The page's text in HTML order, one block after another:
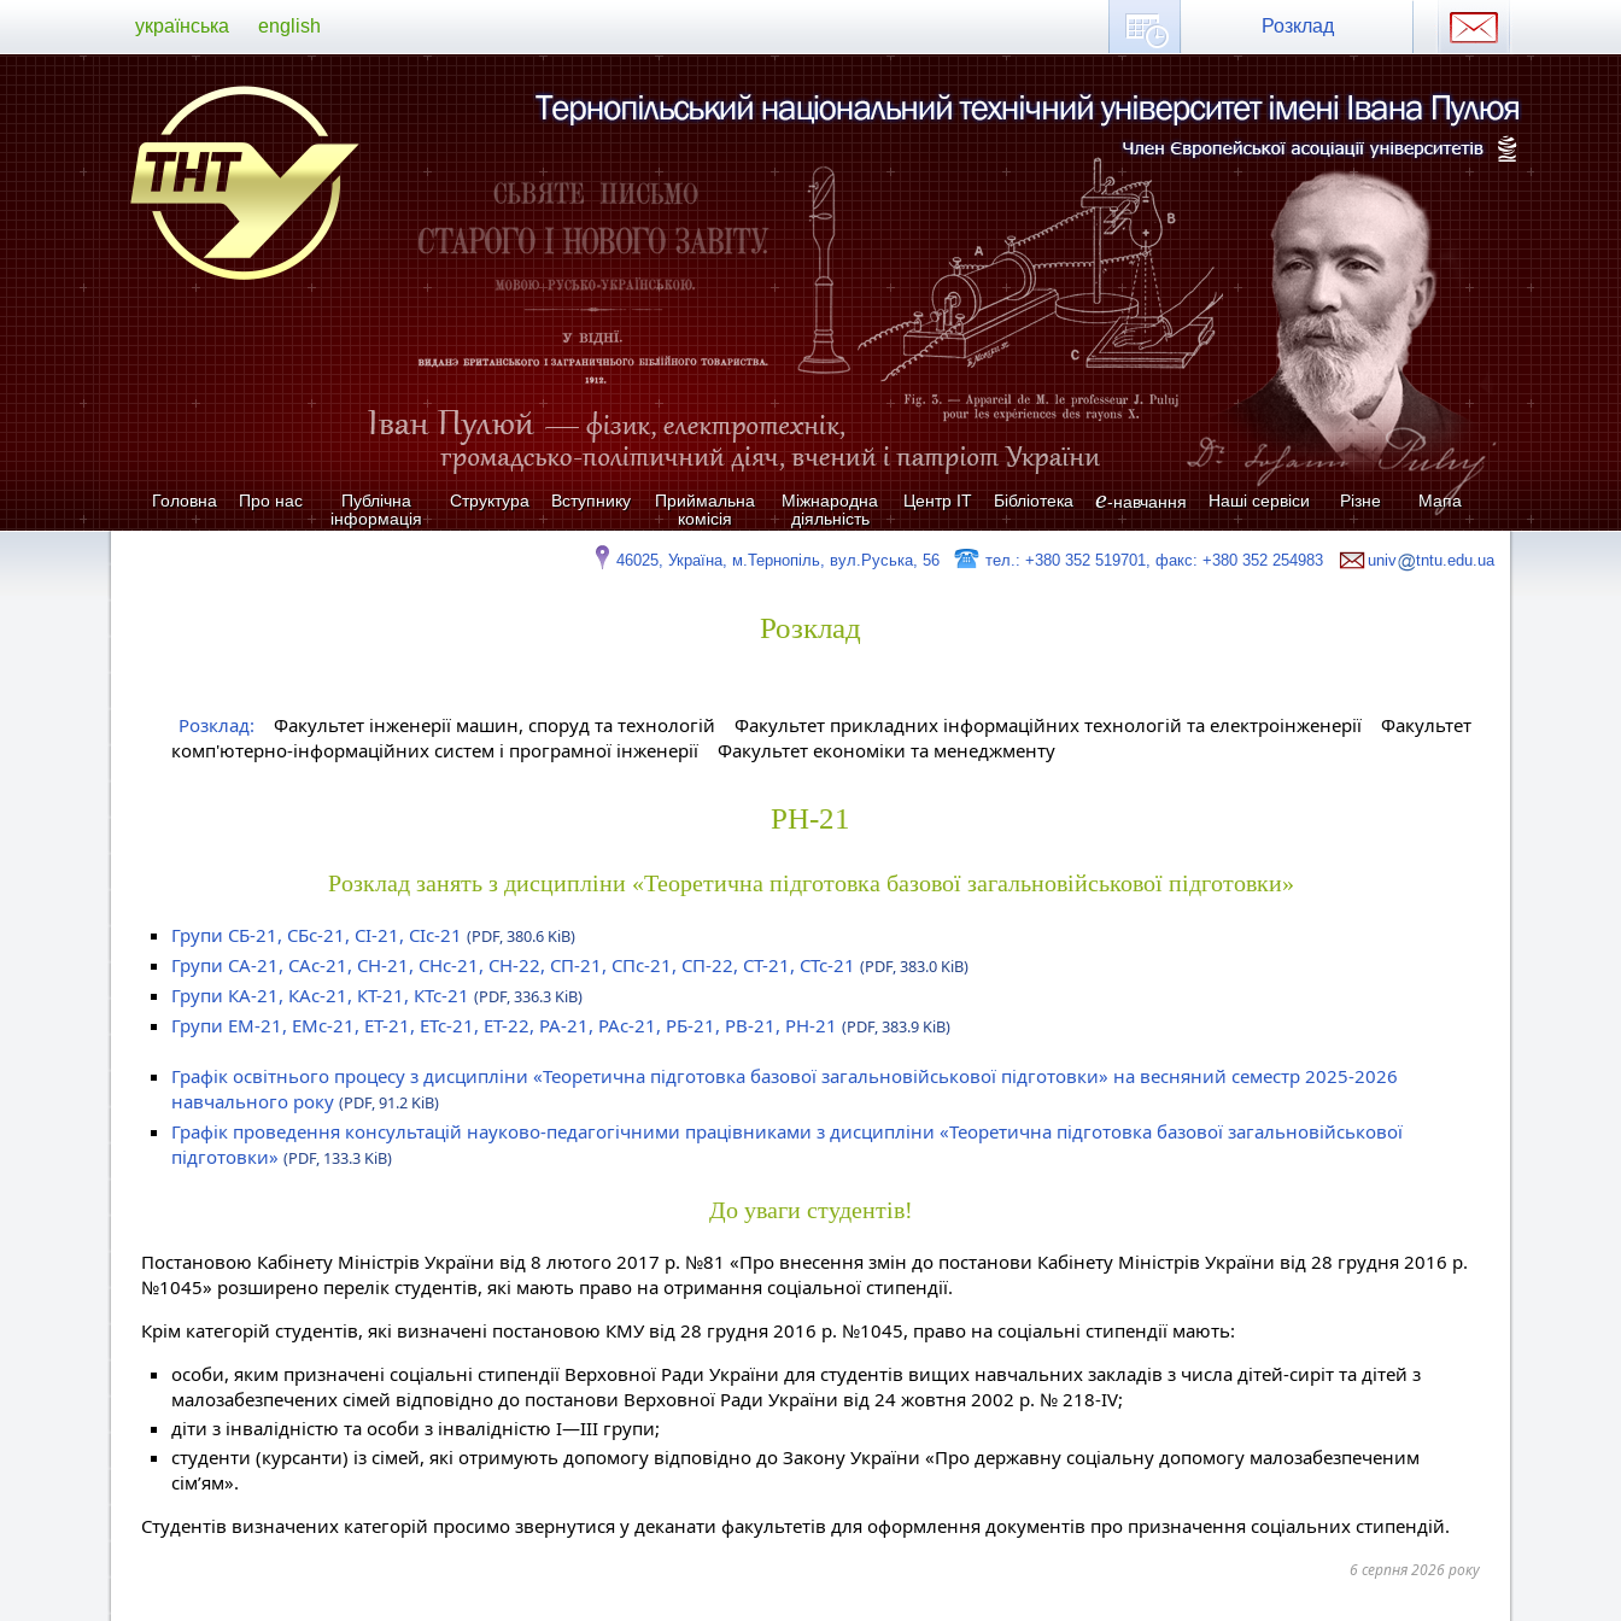
Розклад
українська english
Головна Про нас
Публічна
інформація
Структура Вступнику
Приймальна
комісія
Міжнародна
діяльність
Центр ІТ Бібліотека e-навчання Наші сервіси Різне Мапа
46025, Україна, м.Тернопіль, вул.Руська, 56 тел.: +380 352 519701, факс: +380 352 254983 univ tntu.edu.ua
Розклад
Розклад: Факультет інженерії машин, споруд та технологій Факультет прикладних інформаційних технологій та електроінженерії
Факультет
комп'ютерно-інформаційних систем і програмної інженерії
Факультет економіки та менеджменту
РН-21
Розклад занять з дисципліни «Теоретична підготовка базової загальновійськової підготовки»
Групи СБ-21, СБс-21, СІ-21, СІс-21 (PDF, 380.6 KiB)
Групи СА-21, САс-21, СН-21, СНс-21, СН-22, СП-21, СПс-21, СП-22, СТ-21, СТс-21 (PDF, 383.0 KiB)
Групи КА-21, КАс-21, КТ-21, КТс-21 (PDF, 336.3 KiB)
Групи ЕМ-21, ЕМс-21, ЕТ-21, ЕТс-21, ЕТ-22, РА-21, РАс-21, РБ-21, РВ-21, РН-21 (PDF, 383.9 KiB)
Графік освітнього процесу з дисципліни «Теоретична підготовка базової загальновійськової підготовки» на весняний семестр 2025-2026
навчального року (PDF, 91.2 KiB)
Графік проведення консультацій науково-педагогічними працівниками з дисципліни «Теоретична підготовка базової загальновійськової
підготовки» (PDF, 133.3 KiB)
До уваги студентів!
Постановою Кабінету Міністрів України від 8 лютого 2017 р. №81 «Про внесення змін до постанови Кабінету Міністрів України від 28 грудня 2016 р.
№1045» розширено перелік студентів, які мають право на отримання соціальної стипендії.
Крім категорій студентів, які визначені постановою КМУ від 28 грудня 2016 р. №1045, право на соціальні стипендії мають:
особи, яким призначені соціальні стипендії Верховної Ради України для студентів вищих навчальних закладів з числа дітей-сиріт та дітей з
малозабезпечених сімей відповідно до постанови Верховної Ради України від 24 жовтня 2002 р. № 218-IV;
діти з інвалідністю та особи з інвалідністю I—III групи;
студенти (курсанти) із сімей, які отримують допомогу відповідно до Закону України «Про державну соціальну допомогу малозабезпеченим
сім’ям».
Студентів визначених категорій просимо звернутися у деканати факультетів для оформлення документів про призначення соціальних стипендій.
6 серпня 2026 року